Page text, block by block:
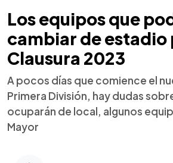
Los equipos que
cambiar de estadio
Clausura 2023
A pocos días que comience el
Primera División, hay dudas
ocuparán de local, algunos
Mayor